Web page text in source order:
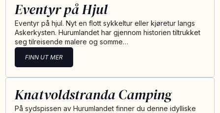
Eventyr på Hjul
Eventyr på hjul. Nyt en flott sykkeltur eller kjøretur langs
Askerkysten. Hurumlandet har gjennom historien tiltrukket
seg tilreisende malere og somme…
FINN UT MER
Knatvoldstranda Camping
På sydspissen av Hurumlandet finner du denne idylliske